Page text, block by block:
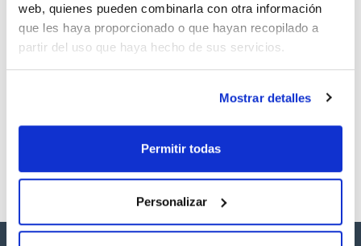
web, quienes pueden combinarla con otra información
que les haya proporcionado o que hayan recopilado a
partir del uso que haya hecho de sus servicios.
Mostrar detalles
Permitir todas
Personalizar
Regístrate para
descargas
listos para una entrega inmediata.